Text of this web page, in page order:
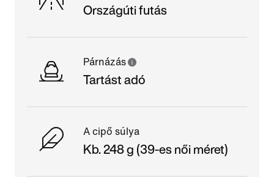
Országúti futás
Párnázás
Tartást adó
A cipő súlya
Kb. 248 g (39-es női méret)